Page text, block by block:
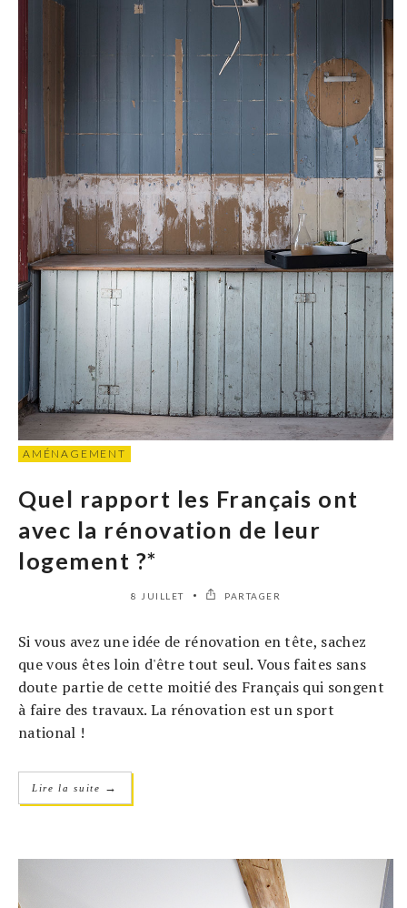
AMÉNAGEMENT
Quel rapport les Français ont
avec la rénovation de leur
logement ?*
8 JUILLET PARTAGER
Si vous avez une idée de rénovation en tête, sachez
que vous êtes loin d'être tout seul. Vous faites sans
doute partie de cette moitié des Français qui songent
à faire des travaux. La rénovation est un sport
national !
Lire la suite →